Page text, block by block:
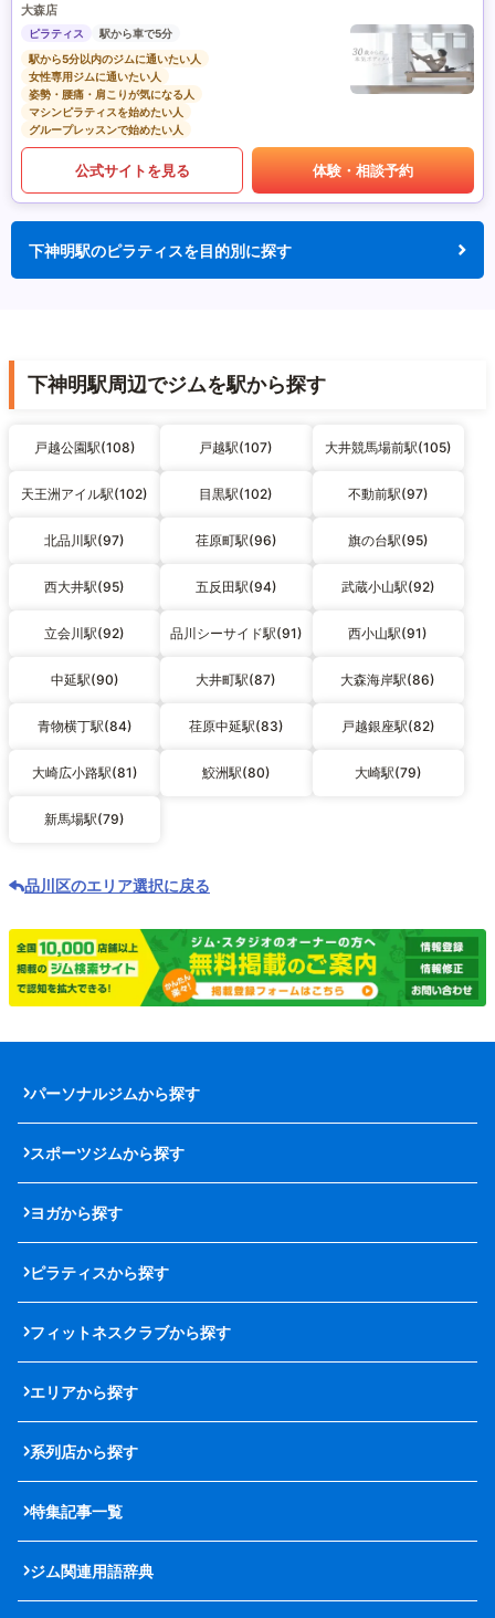
大森店
ピラティス
駅から車で5分
駅から5分以内のジムに通いたい人
女性専用ジムに通いたい人
姿勢・腰痛・肩こりが気になる人
マシンピラティスを始めたい人
グループレッスンで始めたい人
公式サイトを見る 体験・相談予約
下神明駅のピラティスを目的別に探す
下神明駅周辺でジムを駅から探す
戸越公園駅(108) 戸越駅(107) 大井競馬場前駅(105)
天王洲アイル駅(102) 目黒駅(102) 不動前駅(97)
北品川駅(97) 荏原町駅(96) 旗の台駅(95)
西大井駅(95) 五反田駅(94) 武蔵小山駅(92)
立会川駅(92) 品川シーサイド駅(91) 西小山駅(91)
中延駅(90) 大井町駅(87) 大森海岸駅(86)
青物横丁駅(84) 荏原中延駅(83) 戸越銀座駅(82)
大崎広小路駅(81) 鮫洲駅(80) 大崎駅(79)
新馬場駅(79)
品川区のエリア選択に戻る
パーソナルジムから探す
スポーツジムから探す
ヨガから探す
ピラティスから探す
フィットネスクラブから探す
エリアから探す
系列店から探す
特集記事一覧
ジム関連用語辞典